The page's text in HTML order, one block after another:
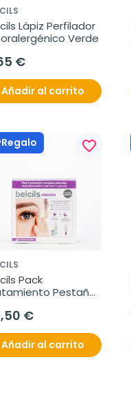
Lápiz Perfilador
Verde
€
Añadir al carrito
Regalo favorite_border
Pack
Pestaña
€
Añadir al carrito